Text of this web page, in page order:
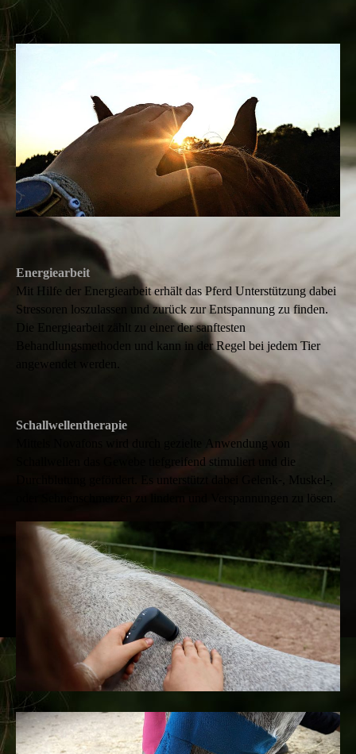
Energiearbeit
Mit Hilfe der Energiearbeit erhält das Pferd Unterstützung dabei
Stressoren loszulassen und zurück zur Entspannung zu finden.
Die Energiearbeit zählt zu einer der sanftesten
Behandlungsmethoden und kann in der Regel bei jedem Tier
angewendet werden.
Schallwellentherapie
Mittels Novafons wird durch gezielte Anwendung von
Schallwellen das Gewebe tiefgreifend stimuliert und die
Durchblutung gefördert. Es unterstützt dabei Gelenk-, Muskel-,
oder Sehnenschmerzen zu lindern und Verspannungen zu lösen